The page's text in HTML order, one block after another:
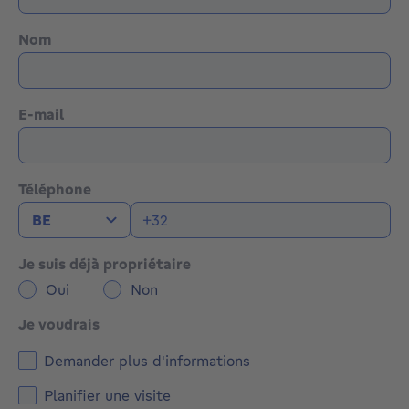
recherchée.
PEB : F.
Nom
E-mail
Téléphone
Je suis déjà propriétaire
Oui
Non
Je voudrais
Demander plus d'informations
Planifier une visite